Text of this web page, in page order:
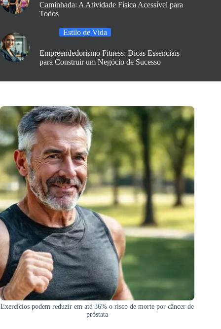
Caminhada: A Atividade Física Acessível para
Todos
Estilo de Vida
Empreendedorismo Fitness: Dicas Essenciais
para Construir um Negócio de Sucesso
Exercícios podem reduzir em até 36% o risco de morte por câncer de
próstata